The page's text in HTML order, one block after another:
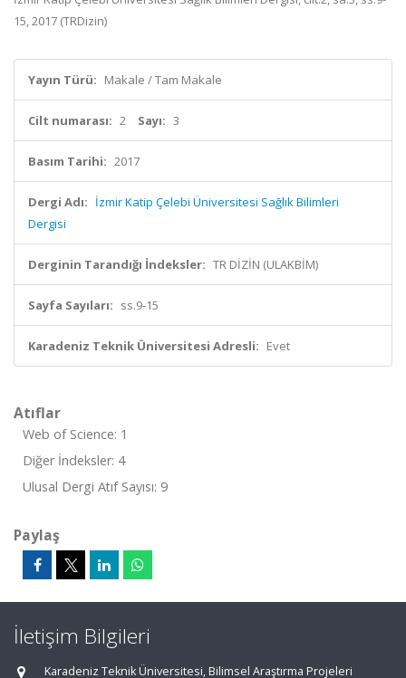
15, 2017 (TRDizin)
Yayın Türü: Makale / Tam Makale
Cilt numarası: 2 Sayı: 3
Basım Tarihi: 2017
Dergi Adı: İzmir Katip Çelebi Üniversitesi Sağlık Bilimleri
Dergisi
Derginin Tarandığı İndeksler: TR DİZİN (ULAKBİM)
Sayfa Sayıları: ss.9-15
Karadeniz Teknik Üniversitesi Adresli: Evet
Atıflar
Web of Science: 1
Diğer İndeksler: 4
Ulusal Dergi Atıf Sayısı: 9
Paylaş
İletişim Bilgileri
Karadeniz Teknik Üniversitesi, Bilimsel Araştırma Projeleri